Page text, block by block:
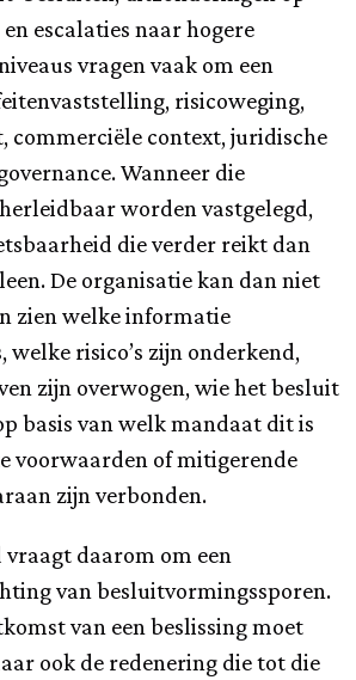
escalaties naar hogere
vragen vaak om een
risicoweging,
context, juridische
Wanneer die
worden vastgelegd,
die verder reikt dan
De organisatie kan dan niet
zien welke informatie
welke risico’s zijn onderkend,
zijn overwogen, wie het besluit
basis van welk mandaat dit is
voorwaarden of mitigerende
zijn verbonden.
daarom om een
van besluitvormingssporen.
van een beslissing moet
ook de redenering die tot die